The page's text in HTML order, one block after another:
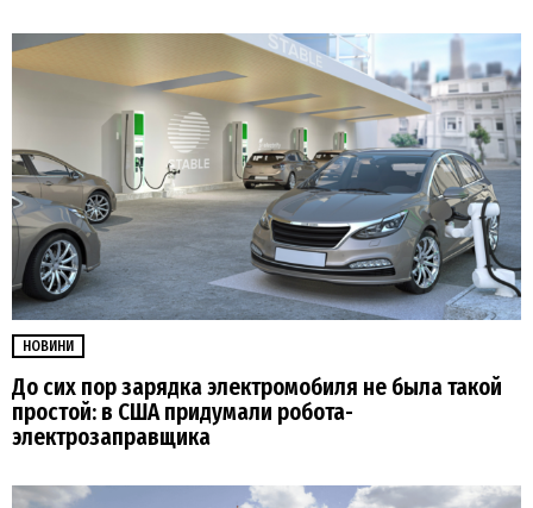
НОВИНИ
До сих пор зарядка электромобиля не была такой
простой: в США придумали робота-
электрозаправщика